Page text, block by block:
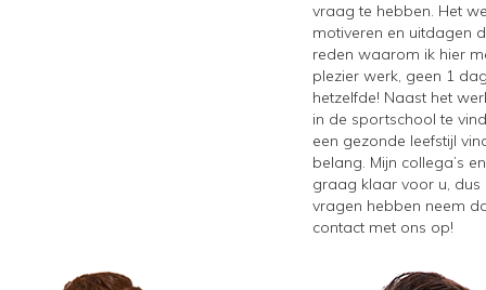
vraag te hebben. Het
motiveren en uitdagen
reden waarom ik hier
plezier werk, geen 1
hetzelfde! Naast het
in de sportschool te
een gezonde leefstijl
belang. Mijn collega’s
graag klaar voor u, dus
vragen hebben neem
contact met ons op!